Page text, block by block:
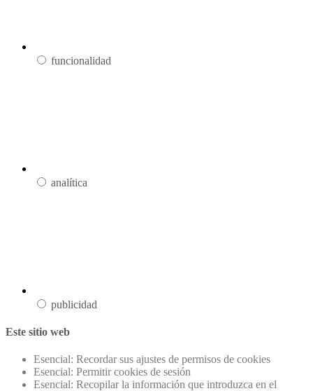
funcionalidad
analítica
publicidad
Este sitio web
Esencial: Recordar sus ajustes de permisos de cookies
Esencial: Permitir cookies de sesión
Esencial: Recopilar la información que introduzca en el